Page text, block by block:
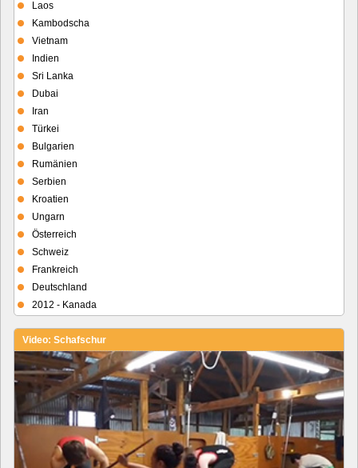
Laos
Kambodscha
Vietnam
Indien
Sri Lanka
Dubai
Iran
Türkei
Bulgarien
Rumänien
Serbien
Kroatien
Ungarn
Österreich
Schweiz
Frankreich
Deutschland
2012 - Kanada
Video: Schafschur